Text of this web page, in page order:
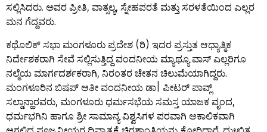
ಸಲ್ಲಿಸಿದರು. ಅವರ ಪ್ರೀತಿ, ವಾತ್ಸಲ್ಯ, ಸ್ನೇಹಪರತೆ ಮತ್ತು ಸರಳತೆಯಿಂದ ಎಲ್ಲರ
ಮನ ಗೆದ್ದವರು.
ಕಥೊಲಿಕ್ ಸಭಾ ಮಂಗಳೂರು ಪ್ರದೇಶ (ರಿ) ಇದರ ಪ್ರಸ್ತುತ ಆಧ್ಯಾತ್ಮಿಕ
ನಿರ್ದೇಶಕರಾಗಿ ಸೇವೆ ಸಲ್ಲಿಸುತ್ತಿದ್ದ ವಂದನೀಯ ಮ್ಯಾಥ್ಯೂ ವಾಸ್ ಎಲ್ಲರಿಗೂ
ನಲ್ಮೆಯ ಮಾರ್ಗದರ್ಶಕರಾಗಿ, ನಿರಂತರ ಚೇತನ ಚಿಲುಮೆಯಾಗಿದ್ದರು.
ಮಂಗಳೂರಿನ ಬಿಷಪ್ ಆತೀ ವಂದನೀಯ ಡಾ| ಪೀಟರ್ ಪಾವ್ಲ್
ಸಲ್ಡಾನ್ಹಾರವರು, ಮಂಗಳೂರು ಧರ್ಮಸಭೆಯ ಸಮಸ್ತ ಯಾಜಕ ವೃಂದ,
ಧರ್ಮಭಗಿನಿ ಹಾಗೂ ಶ್ರೀ ಸಾಮಾನ್ಯ ವಿಶ್ವಸಿಗಳ ಪರವಾಗಿ ಆಕಾಲಿಕವಾಗಿ